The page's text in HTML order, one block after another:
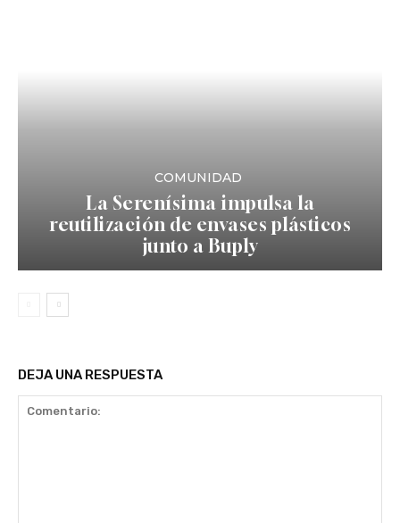
COMUNIDAD
La Serenísima impulsa la
reutilización de envases plásticos
junto a Buply
DEJA UNA RESPUESTA